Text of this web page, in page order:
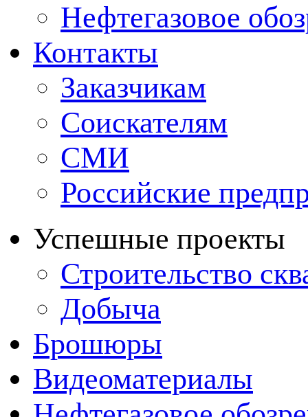
Нефтегазовое
Контакты
Заказчикам
Соискателям
СМИ
Российские
Успешные проекты
Строительство
Добыча
Брошюры
Видеоматериалы